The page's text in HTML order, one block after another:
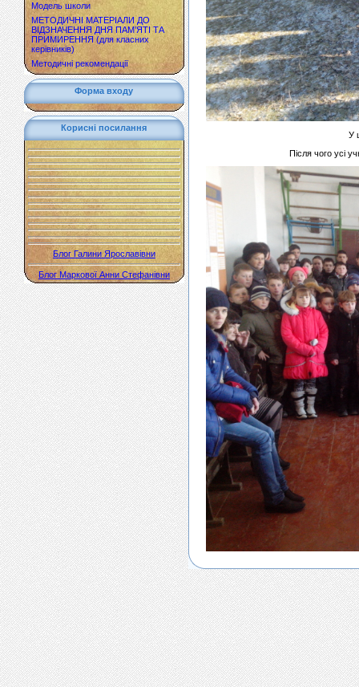
Модель школи
МЕТОДИЧНІ МАТЕРІАЛИ ДО
ВІДЗНАЧЕННЯ ДНЯ ПАМ’ЯТІ ТА
ПРИМИРЕННЯ (для класних
керівників)
Методичні рекомендації
Форма входу
Корисні посилання
Блог Галини Ярославівни
Блог Маркової Анни Стефанівни
У
Після чого усі